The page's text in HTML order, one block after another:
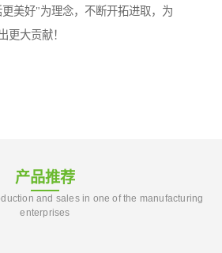
美好"为理念，不断开拓进取，为
更大贡献！
产品推荐
and sales in one of the manufacturing
enterprises